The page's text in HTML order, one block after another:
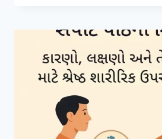
અને
દુખાવામાંથી
મુક્તિ